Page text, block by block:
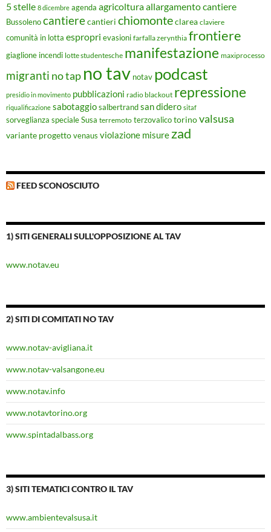
5 stelle 8 dicembre agenda agricolturaallargamento cantiere
Bussolenocantierecantieri chiomonteclarea claviere
comunità in lotta espropri evasioni farfalla zerynthia frontiere
giaglione incendi lotte studentesche manifestazione maxiprocesso
migranti no tap no tav notav podcast
presidio in movimento pubblicazioni radio blackout repressione
riqualificazione sabotaggiosalbertrandsan didero sitaf
sorveglianza speciale Susa terremoto terzovalico torinovalsusa
variante progettovenaus violazione misure zad
FEED SCONOSCIUTO
1) SITI GENERALI SULL'OPPOSIZIONE AL TAV
www.notav.eu
2) SITI DI COMITATI NO TAV
www.notav-avigliana.it
www.notav-valsangone.eu
www.notav.info
www.notavtorino.org
www.spintadalbass.org
3) SITI TEMATICI CONTRO IL TAV
www.ambientevalsusa.it